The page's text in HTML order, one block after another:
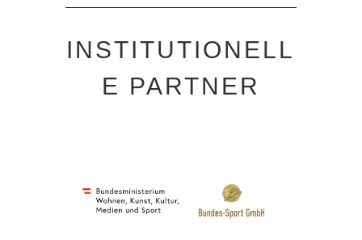
INSTITUTIONELL
E PARTNER